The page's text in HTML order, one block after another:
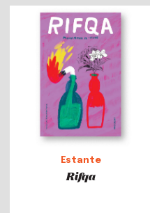
Estante
Rifqa